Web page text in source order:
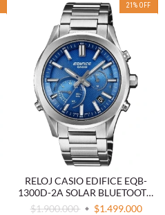
21 % OFF
RELOJ CASIO EDIFICE EQB-
1300D-2A SOLAR BLUETOOTH
ZAFIRO
$1.900.000 $1.499.000